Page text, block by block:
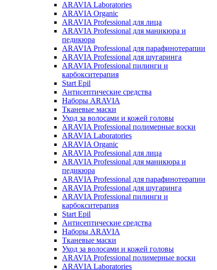
ARAVIA Laboratories
ARAVIA Organic
ARAVIA Professional для лица
ARAVIA Professional для маникюра и
педикюра
ARAVIA Professional для парафинотерапии
ARAVIA Professional для шугаринга
ARAVIA Professional пилинги и
карбокситерапия
Start Epil
Антисептические средства
Наборы ARAVIA
Тканевые маски
Уход за волосами и кожей головы
ARAVIA Professional полимерные воски
ARAVIA Laboratories
ARAVIA Organic
ARAVIA Professional для лица
ARAVIA Professional для маникюра и
педикюра
ARAVIA Professional для парафинотерапии
ARAVIA Professional для шугаринга
ARAVIA Professional пилинги и
карбокситерапия
Start Epil
Антисептические средства
Наборы ARAVIA
Тканевые маски
Уход за волосами и кожей головы
ARAVIA Professional полимерные воски
ARAVIA Laboratories